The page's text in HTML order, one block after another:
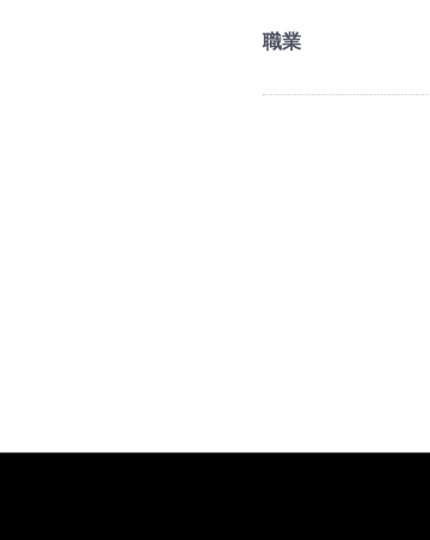
職業